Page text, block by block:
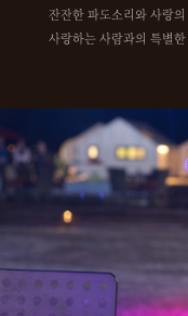
잔잔한 파도소리와 사랑
사랑하는 사람과의 특별